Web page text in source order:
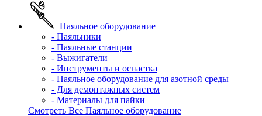
Паяльное оборудование
- Паяльники
- Паяльные станции
- Выжигатели
- Инструменты и оснастка
- Паяльное оборудование для азотной среды
- Для демонтажных систем
- Материалы для пайки
Смотреть Все Паяльное оборудование